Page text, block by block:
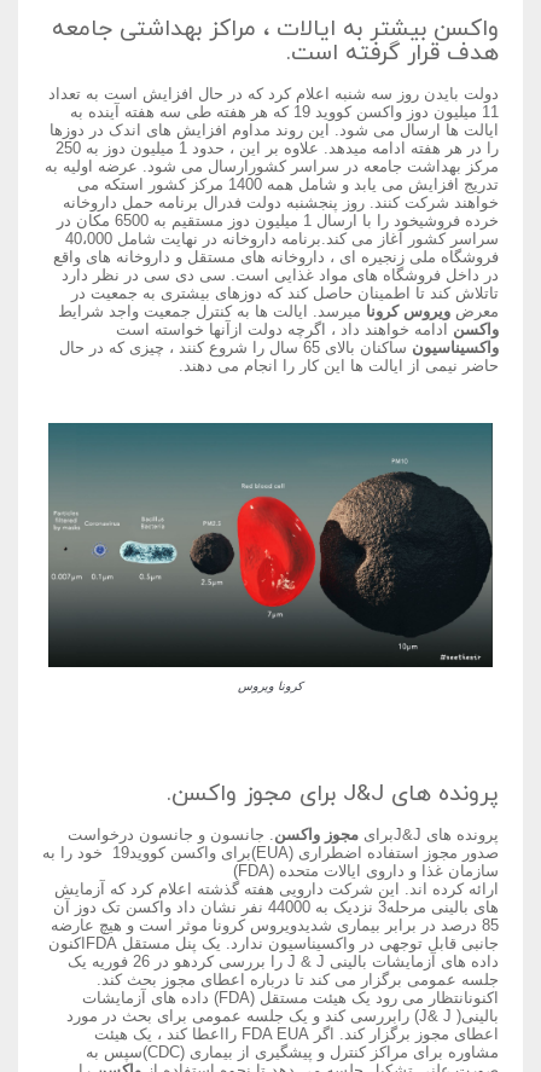
واکسن بیشتر به ایالات ، مراکز بهداشتی جامعه
هدف قرار گرفته است.
دولت بایدن روز سه شنبه اعلام کرد که در حال افزایش است به تعداد
11 میلیون دوز واکسن کووید 19 که هر هفته طی سه هفته آینده به
ایالت ها ارسال می شود. این روند مداوم افزایش های اندک در دوزها
را در هر هفته ادامه میدهد. علاوه بر این ، حدود 1 میلیون دوز به 250
مرکز بهداشت جامعه در سراسر کشورارسال می شود. عرضه اولیه به
تدریج افزایش می یابد و شامل همه 1400 مرکز کشور استکه می
خواهند شرکت کنند. روز پنجشنبه دولت فدرال برنامه حمل داروخانه
خرده فروشیخود را با ارسال 1 میلیون دوز مستقیم به 6500 مکان در
سراسر کشور آغاز می کند.برنامه داروخانه در نهایت شامل 40،000
فروشگاه ملی زنجیره ای ، داروخانه های مستقل و داروخانه های واقع
در داخل فروشگاه های مواد غذایی است. سی دی سی در نظر دارد
تاتلاش کند تا اطمینان حاصل کند که دوزهای بیشتری به جمعیت در
معرض ویروس کرونا میرسد. ایالت ها به کنترل جمعیت واجد شرایط
واکسن ادامه خواهند داد ، اگرچه دولت ازآنها خواسته است
واکسیناسیون
ساکنان بالای 65 سال را شروع کنند ، چیزی که در حال
حاضر نیمی از ایالت ها این کار را انجام می دهند.
کرونا ویروس
پرونده های J&J برای مجوز واکسن.
پرونده های J&Jبرای مجوز واکسن. جانسون و جانسون درخواست
صدور مجوز استفاده اضطراری (EUA)برای واکسن کووید19 خود را به
سازمان غذا و داروی ایالات متحده (FDA)
ارائه کرده اند. این شرکت دارویی هفته گذشته اعلام کرد که آزمایش
های بالینی مرحله3 نزدیک به 44000 نفر نشان داد واکسن تک دوز آن
85 درصد در برابر بیماری شدیدویروس کرونا موثر است و هیچ عارضه
جانبی قابل توجهی در واکسیناسیون ندارد. یک پنل مستقل FDAاکنون
داده های آزمایشات بالینی J & J را بررسی کردهو در 26 فوریه یک
جلسه عمومی برگزار می کند تا درباره اعطای مجوز بحث کند.
اکنونانتظار می رود یک هیئت مستقل (FDA) داده های آزمایشات
بالینی( J& J) رابررسی کند و یک جلسه عمومی برای بحث در مورد
اعطای مجوز برگزار کند. اگر FDA EUA رااعطا کند ، یک هیئت
مشاوره برای مراکز کنترل و پیشگیری از بیماری (CDC)سپس به